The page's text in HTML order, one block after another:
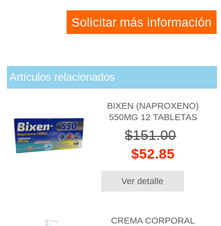
Solicitar más información
Artículos relacionados
BIXEN (NAPROXENO)
550MG 12 TABLETAS
$151.00
$52.85
Ver detalle
CREMA CORPORAL